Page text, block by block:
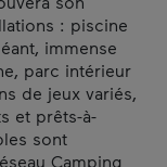
: piscine
immense
parc intérieur
de jeux variés,
et prêts-à-
sont
Camping